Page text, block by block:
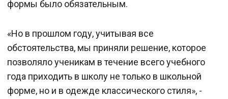
формы было обязательным.
«Но в прошлом году, учитывая все
обстоятельства, мы приняли решение, которое
позволяло ученикам в течение всего учебного
года приходить в школу не только в школьной
форме, но и в одежде классического стиля», -